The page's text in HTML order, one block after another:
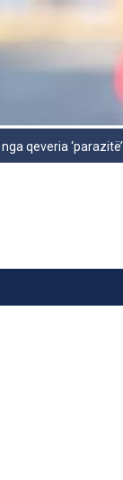
qeveria ‘parazitë’